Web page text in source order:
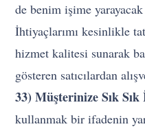
de benim işime
İhtiyaçlarımı kesinlikle
hizmet kalitesi sunarak
gösteren satıcılardan
33) Müşterinize Sık
kullanmak bir ifadenin